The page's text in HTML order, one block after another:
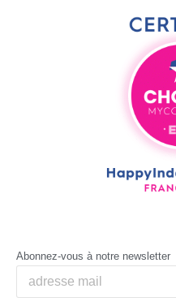
Abonnez-vous à notre newsletter